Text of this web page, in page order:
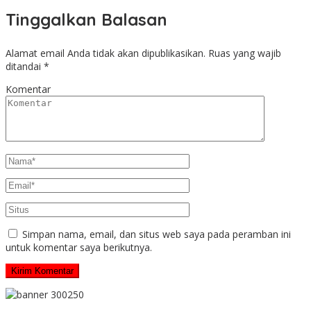
Tinggalkan Balasan
Alamat email Anda tidak akan dipublikasikan. Ruas yang wajib
ditandai *
Komentar
Simpan nama, email, dan situs web saya pada peramban ini
untuk komentar saya berikutnya.